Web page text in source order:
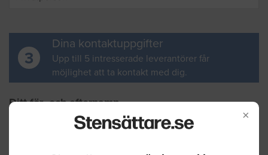
×
3
Dina kontaktuppgifter
Upp till 5 intresserade leverantörer får
möjlighet att ta kontakt med dig.
Ditt för- och efternamn